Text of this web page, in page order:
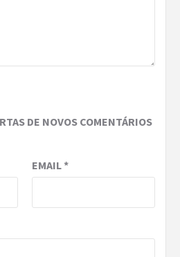
DE NOVOS COMENTÁRIOS
EMAIL*